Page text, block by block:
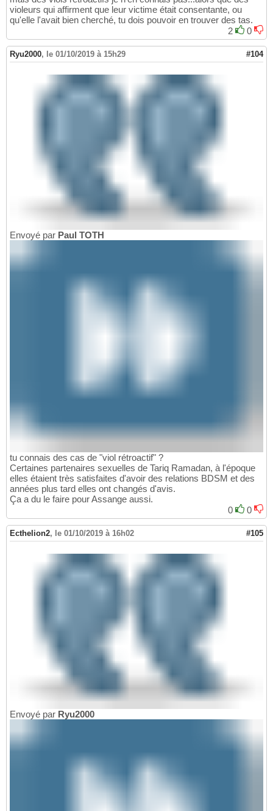
violeurs qui affirment que leur victime était consentante, ou
qu'elle l'avait bien cherché, tu dois pouvoir en trouver des tas.
2
0
Ryu2000, le 01/10/2019 à 15h29 #104
Envoyé par Paul TOTH
tu connais des cas de "viol rétroactif" ?
Certaines partenaires sexuelles de Tariq Ramadan, à l'époque
elles étaient très satisfaites d'avoir des relations BDSM et des
années plus tard elles ont changés d'avis.
Ça a du le faire pour Assange aussi.
0
0
Ecthelion2, le 01/10/2019 à 16h02 #105
Envoyé par Ryu2000